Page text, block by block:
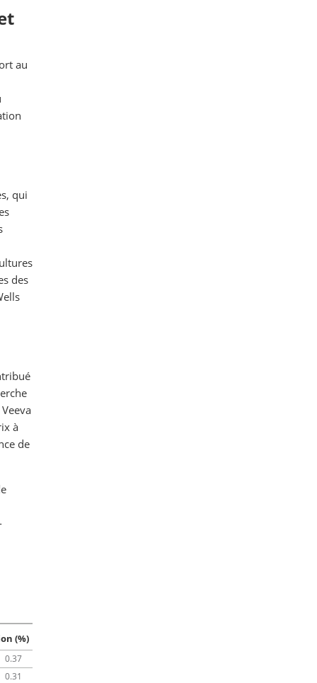
au
qui
des
à
de
(%)
0.37
0.31